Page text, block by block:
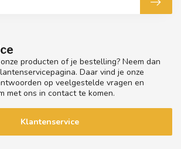
producten of je bestelling? Neem dan
Daar vind je onze
op veelgestelde vragen en
met ons in contact te komen.
Klantenservice